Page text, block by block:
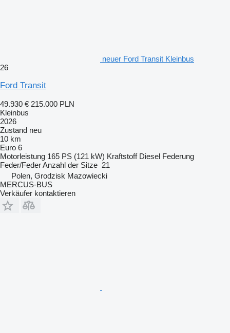
neuer Ford Transit Kleinbus
26
Ford Transit
49.930 € 215.000 PLN
Kleinbus
2026
Zustand neu
10 km
Euro 6
Motorleistung 165 PS (121 kW) Kraftstoff Diesel Federung
Feder/FederAnzahl der Sitze 21
Polen, Grodzisk Mazowiecki
MERCUS-BUS
Verkäufer kontaktieren